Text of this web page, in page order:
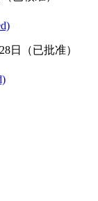
日（已批准）